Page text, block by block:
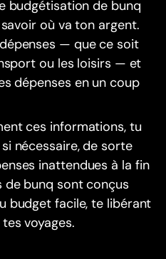
budgétisation de bunq
où va ton argent.
— que ce soit
ou les loisirs — et
dépenses en un coup
ces informations, tu
nécessaire, de sorte
inattendues à la fin
de bunq sont conçus
budget facile, te libérant
voyages.